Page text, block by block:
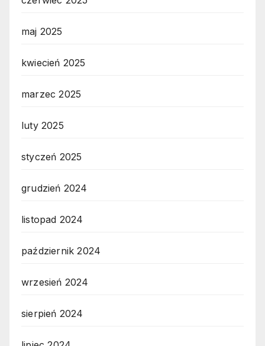
maj 2025
kwiecień 2025
marzec 2025
luty 2025
styczeń 2025
grudzień 2024
listopad 2024
październik 2024
wrzesień 2024
sierpień 2024